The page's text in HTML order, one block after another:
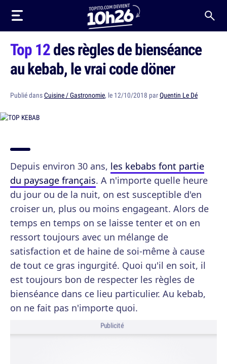
Top 12des règles de bienséance
au kebab, le vrai code döner
Publié dansCuisine / Gastronomie, le 12/10/2018 parQuentin Le Dé
Depuis environ 30 ans, les kebabs font partie
du paysage français. A n'importe quelle heure
du jour ou de la nuit, on est susceptible d'en
croiser un, plus ou moins engageant. Alors de
temps en temps on se laisse tenter et on en
ressort toujours avec un mélange de
satisfaction et de haine de soi-même à cause
de tout ce gras ingurgité. Quoi qu'il en soit, il
est toujours bon de respecter les règles de
bienséance dans ce lieu particulier. Au kebab,
on ne fait pas n'importe quoi.
Publicité